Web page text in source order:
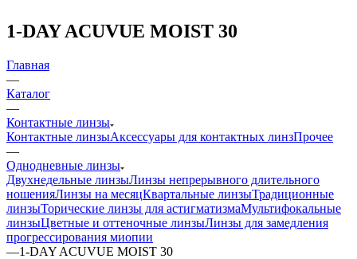
1-DAY ACUVUE MOIST 30
Главная
—
Каталог
—
Контактные линзы
Контактные линзыАксессуары для контактных линзПрочее
—
Однодневные линзы
Двухнедельные линзыЛинзы непрерывного длительного
ношенияЛинзы на месяцКвартальные линзыТрадиционные
линзыТорические линзы для астигматизмаМультифокальные
линзыЦветные и оттеночные линзыЛинзы для замедления
прогрессирования миопии
—1-DAY ACUVUE MOIST 30